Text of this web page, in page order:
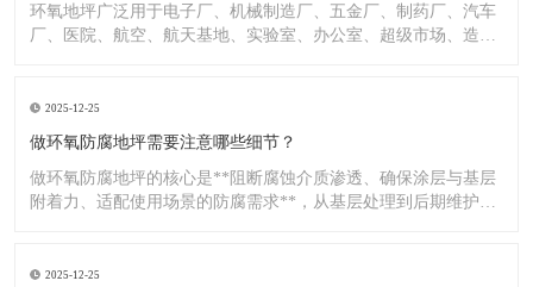
环氧地坪广泛用于电子厂、机械制造厂、五金厂、制药厂、汽车
厂、医院、航空、航天基地、实验室、办公室、超级市场、造纸
2025-12-25
做环氧防腐地坪需要注意哪些细节？
做环氧防腐地坪的核心是**阻断腐蚀介质渗透、确保涂层与基层
附着力、适配使用场景的防腐需求**，从基层处理到后期维护，
2025-12-25